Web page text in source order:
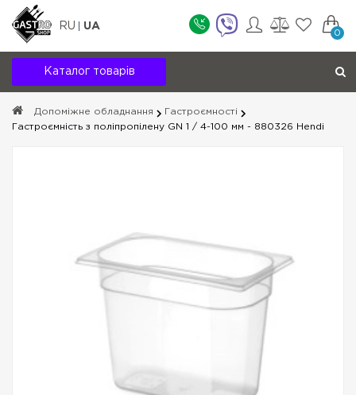
RU UA
0
Каталог товарів
Допоміжне обладнання
Гастроємності
Гастроємність з поліпропілену GN 1 / 4-100 мм - 880326 Hendi